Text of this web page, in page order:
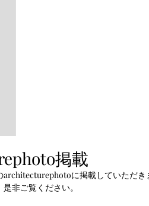
掲載
に掲載していただき
非ご覧ください。